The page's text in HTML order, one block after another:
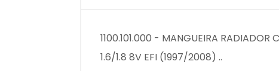
1100.101.000 - MANGUEIRA
1.6/1.8 8V EFI (1997/2008) ..